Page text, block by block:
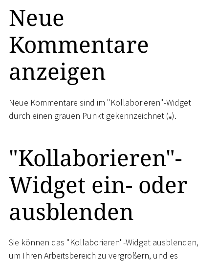
Neue
Kommentare
anzeigen
Neue Kommentare sind im "Kollaborieren"-Widget
durch einen grauen Punkt gekennzeichnet ( ).
"Kollaborieren"-
Widget ein- oder
ausblenden
Sie können das "Kollaborieren"-Widget ausblenden,
um Ihren Arbeitsbereich zu vergrößern, und es